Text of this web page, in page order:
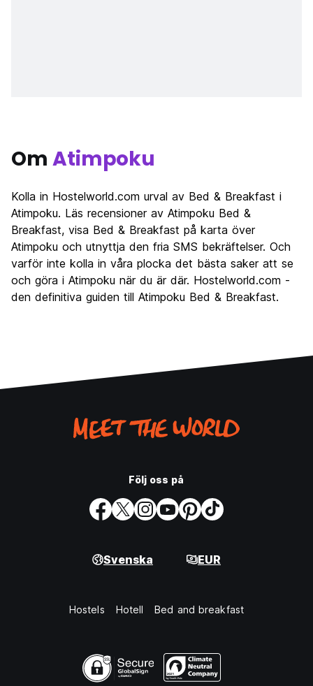
OmAtimpoku
Kolla in Hostelworld.com urval av Bed & Breakfast i
Atimpoku. Läs recensioner av Atimpoku Bed &
Breakfast, visa Bed & Breakfast på karta över
Atimpoku och utnyttja den fria SMS bekräftelser. Och
varför inte kolla in våra plocka det bästa saker att se
och göra i Atimpoku när du är där. Hostelworld.com -
den definitiva guiden till Atimpoku Bed & Breakfast.
Följ oss på
Svenska EUR
Hostels Hotell Bed and breakfast